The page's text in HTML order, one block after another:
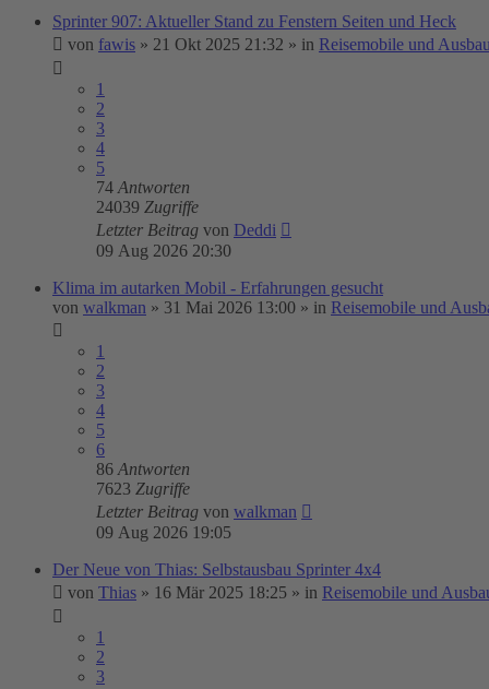
Sprinter 907: Aktueller Stand zu Fenstern Seiten und Heck
von fawis » 21 Okt 2025 21:32 » in Reisemobile und
1
2
3
4
5
74 Antworten
24039 Zugriffe
Letzter Beitrag von Deddi
09 Aug 2026 20:30
Klima im autarken Mobil - Erfahrungen gesucht
von walkman » 31 Mai 2026 13:00 » in Reisemobile und
1
2
3
4
5
6
86 Antworten
7623 Zugriffe
Letzter Beitrag von walkman
09 Aug 2026 19:05
Der Neue von Thias: Selbstausbau Sprinter 4x4
von Thias » 16 Mär 2025 18:25 » in Reisemobile und
1
2
3